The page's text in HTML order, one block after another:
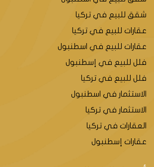
شقق للبيع في تركيا
عقارات للبيع في تركيا
عقارات للبيع في اسطنبول
فلل للبيع في إسطنبول
فلل للبيع في تركيا
الاستثمار في اسطنبول
الاستثمار في تركيا
العقارات في تركيا
عقارات إسطنبول